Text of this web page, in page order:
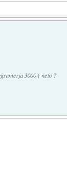
3000+ neto ?